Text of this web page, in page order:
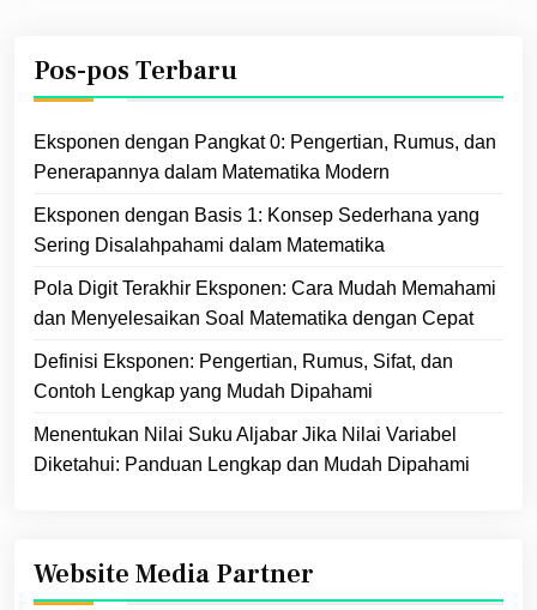
Pos-pos Terbaru
Eksponen dengan Pangkat 0: Pengertian, Rumus, dan
Penerapannya dalam Matematika Modern
Eksponen dengan Basis 1: Konsep Sederhana yang
Sering Disalahpahami dalam Matematika
Pola Digit Terakhir Eksponen: Cara Mudah Memahami
dan Menyelesaikan Soal Matematika dengan Cepat
Definisi Eksponen: Pengertian, Rumus, Sifat, dan
Contoh Lengkap yang Mudah Dipahami
Menentukan Nilai Suku Aljabar Jika Nilai Variabel
Diketahui: Panduan Lengkap dan Mudah Dipahami
Website Media Partner